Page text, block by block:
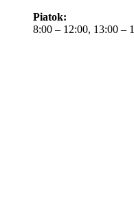
Piatok:
8:00 – 12:00, 13:00 –